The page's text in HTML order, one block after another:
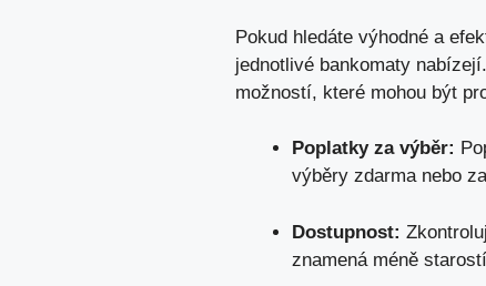
Pokud hledáte výhodné a
jednotlivé bankomaty
možností, které mohou být
Poplatky⁣ za výběr:
výběry zdarma nebo
Dostupnost:
znamená méně